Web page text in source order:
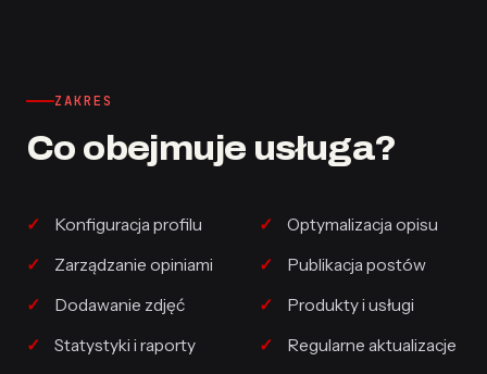
ZAKRES
Co obejmuje usługa?
Konfiguracja profilu
Optymalizacja opisu
Zarządzanie opiniami
Publikacja postów
Dodawanie zdjęć
Produkty i usługi
Statystyki i raporty
Regularne aktualizacje